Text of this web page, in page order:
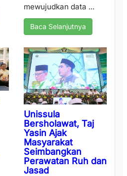
mewujudkan data ...
Baca Selanjutnya
Unissula
Bersholawat, Taj
Yasin Ajak
Masyarakat
Seimbangkan
Perawatan Ruh dan
Jasad